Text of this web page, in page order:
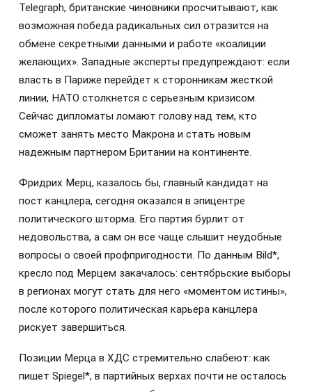
Telegraph, британские чиновники просчитывают, как
возможная победа радикальных сил отразится на
обмене секретными данными и работе «коалиции
желающих». Западные эксперты предупреждают: если
власть в Париже перейдет к сторонникам жесткой
линии, НАТО столкнется с серьезным кризисом.
Сейчас дипломаты ломают голову над тем, кто
сможет занять место Макрона и стать новым
надежным партнером Британии на континенте.
Фридрих Мерц, казалось бы, главный кандидат на
пост канцлера, сегодня оказался в эпицентре
политического шторма. Его партия бурлит от
недовольства, а сам он все чаще слышит неудобные
вопросы о своей профпригодности. По данным Bild*,
кресло под Мерцем закачалось: сентябрьские выборы
в регионах могут стать для него «моментом истины»,
после которого политическая карьера канцлера
рискует завершиться.
Позиции Мерца в ХДС стремительно слабеют: как
пишет Spiegel*, в партийных верхах почти не осталось